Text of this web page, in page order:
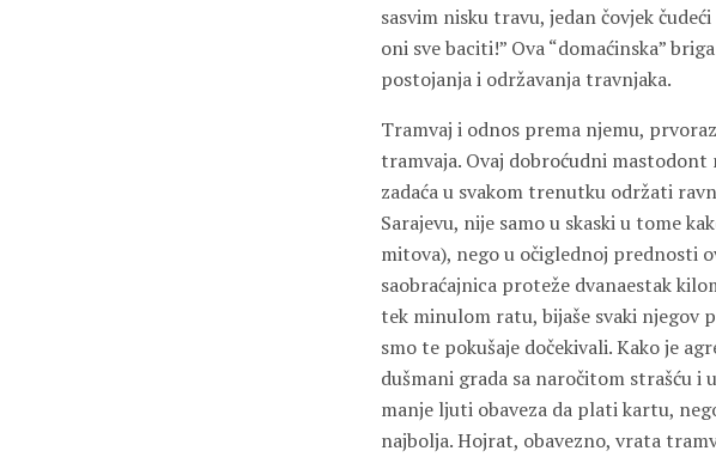
sasvim nisku travu, jedan čovjek
oni sve baciti!” Ova “domaćinska”
postojanja i održavanja travnjaka.
Tramvaj i odnos prema njemu,
tramvaja. Ovaj dobroćudni mastodont
zadaća u svakom trenutku održati
Sarajevu, nije samo u skaski u tome
mitova), nego u očiglednoj prednosti
saobraćajnica proteže dvanaestak
tek minulom ratu, bijaše svaki njegov
smo te pokušaje dočekivali. Kako je
dušmani grada sa naročitom strašću
manje ljuti obaveza da plati kartu,
najbolja. Hojrat, obavezno, vrata